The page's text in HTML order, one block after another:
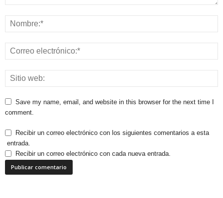
Save my name, email, and website in this browser for the next time I
comment.
Recibir un correo electrónico con los siguientes comentarios a esta
entrada.
Recibir un correo electrónico con cada nueva entrada.